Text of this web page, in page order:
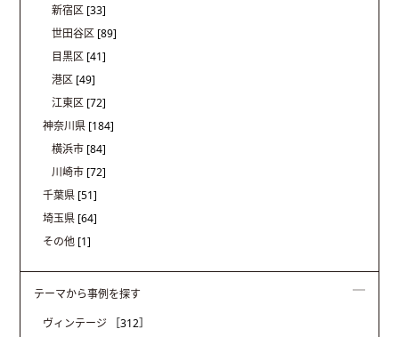
新宿区 [33]
世田谷区 [89]
目黒区 [41]
港区 [49]
江東区 [72]
神奈川県 [184]
横浜市 [84]
川崎市 [72]
千葉県 [51]
埼玉県 [64]
その他 [1]
テーマから事例を探す
ヴィンテージ
［312］